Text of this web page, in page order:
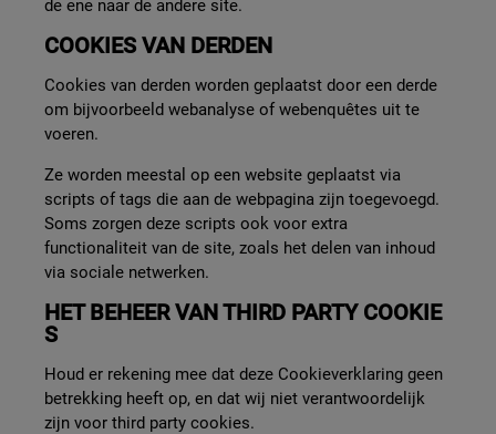
de ene naar de andere site.
COOKIES VAN DERDEN
Cookies van derden worden geplaatst door een derde
om bijvoorbeeld webanalyse of webenquêtes uit te
voeren.
Ze worden meestal op een website geplaatst via
scripts of tags die aan de webpagina zijn toegevoegd.
Soms zorgen deze scripts ook voor extra
functionaliteit van de site, zoals het delen van inhoud
via sociale netwerken.
HET BEHEER VAN THIRD PARTY COOKIE
S
Houd er rekening mee dat deze Cookieverklaring geen
betrekking heeft op, en dat wij niet verantwoordelijk
zijn voor third party cookies.